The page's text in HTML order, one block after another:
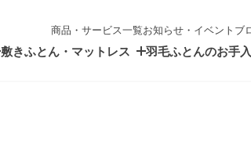
商品・サービス一覧お知らせ・イベント ブ
敷きふとん・マットレス 羽毛ふとんのお手